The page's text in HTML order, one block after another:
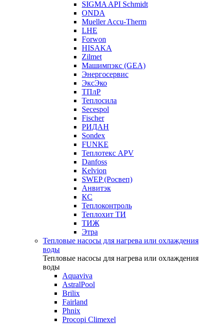
SIGMA API Schmidt
ONDA
Mueller Accu-Therm
LHE
Forwon
HISAKA
Zilmet
Машимпэкс (GEA)
Энергосервис
ЭксЭко
ТПлР
Теплосила
Secespol
Fischer
РИДАН
Sondex
FUNKE
Теплотекс APV
Danfoss
Kelvion
SWEP (Росвеп)
Анвитэк
КС
Теплоконтроль
Теплохит ТИ
ТИЖ
Этра
Тепловые насосы для нагрева или охлаждения
воды
Тепловые насосы для нагрева или охлаждения
воды
Aquaviva
AstralPool
Brilix
Fairland
Phnix
Procopi Climexel